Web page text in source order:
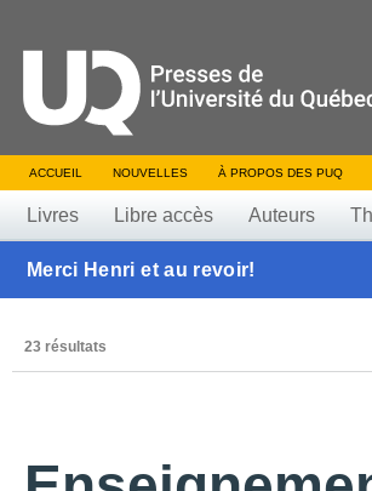
ACCUEIL NOUVELLES À PROPOS DES PUQ
Livres Libre accès Auteurs
Merci Henri et au revoir!
23 résultats